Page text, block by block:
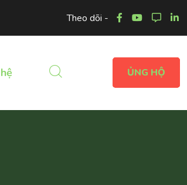
Theo dõi -
ỦNG HỘ